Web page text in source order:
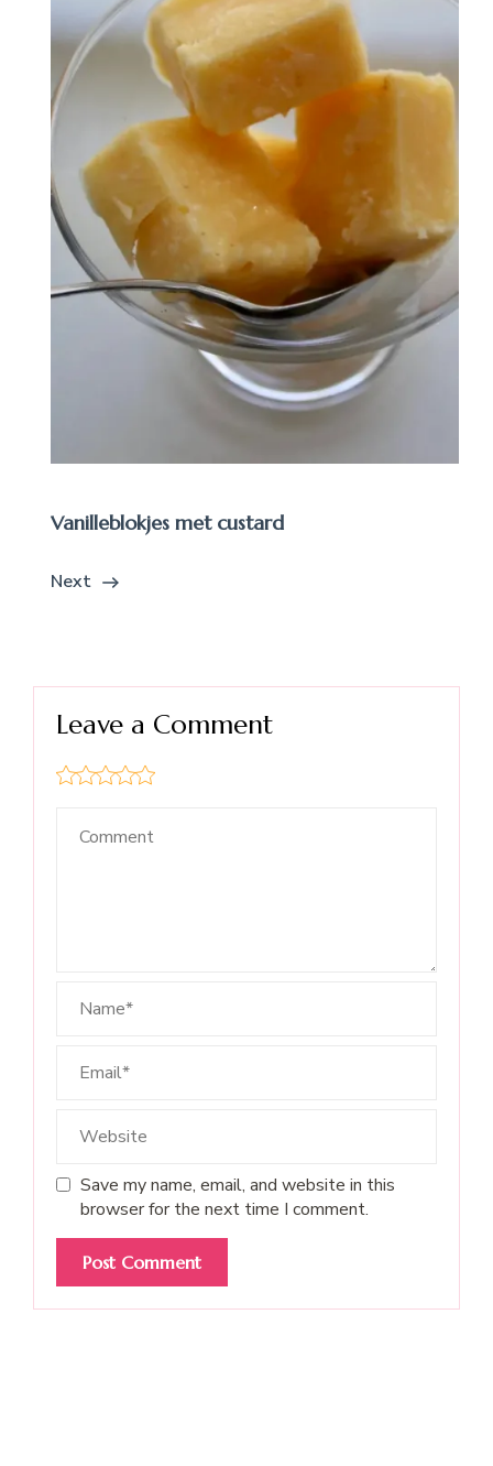
Vanilleblokjes met custard
Next
Leave a Comment
Save my name, email, and website in this
browser for the next time I comment.